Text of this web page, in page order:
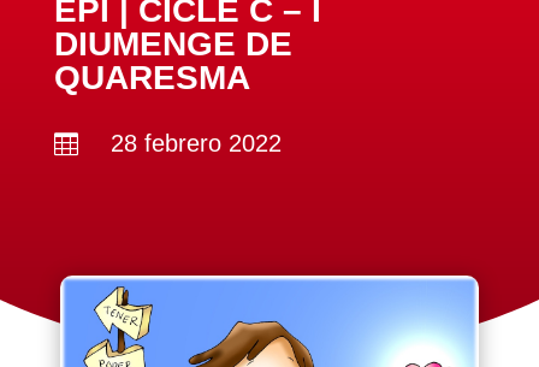
EPI | CICLE C – I
DIUMENGE DE
QUARESMA
 28 febrero 2022